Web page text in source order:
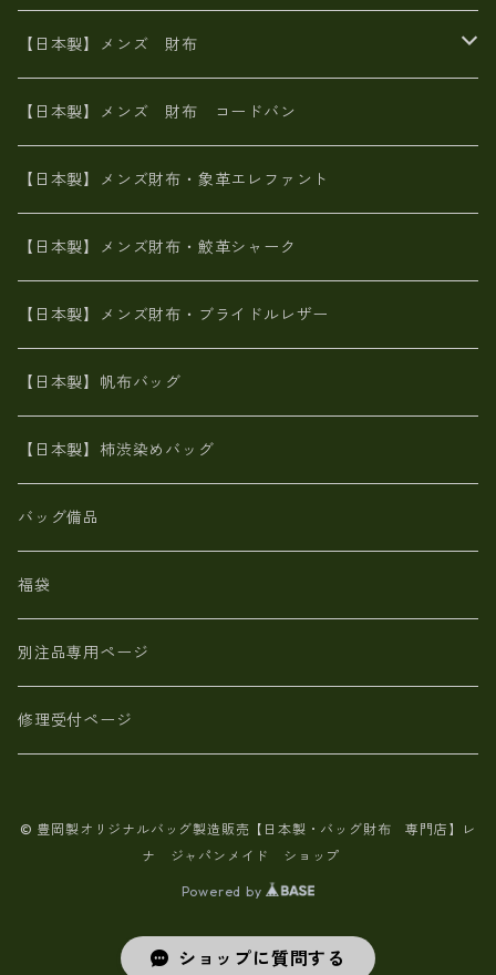
メタリック
革友禅染め
ポーテッド
メタリック
革友禅染め
ヌメ革
がま口財布
革友禅染め
山羊革
火山灰染め
名刺入れ・キーケース、他
【日本製】メンズ 財布
象革エレファント【日本製】メンズ 財布
鮫革シャーク【日本製】メンズ 財布
ブライドルレザー【日本製】メンズ 財布
MAISON de HIROAN 【日本製】メンズ 財布
栃木レザー 【日本製】メンズ 財布
革小物・財布【日本製】メンズ レディース
【日本製】メンズ 財布 アザラシ革(シールスキン)
【日本製】メンズ 財布 コードバン
【日本製】メンズ財布・象革エレファント
【日本製】メンズ財布・鮫革シャーク
【日本製】メンズ財布・ブライドルレザー
【日本製】帆布バッグ
【日本製】柿渋染めバッグ
バッグ備品
福袋
別注品専用ページ
修理受付ページ
© 豊岡製オリジナルバッグ製造販売【日本製・バッグ財布 専門店】レ
ナ ジャパンメイド ショップ
Powered by
ショップに質問する